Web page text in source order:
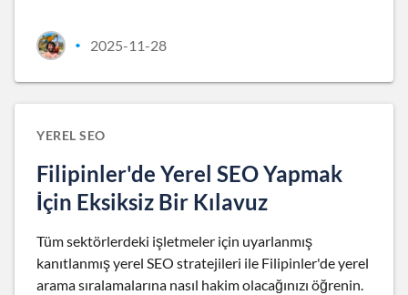
• 2025-11-28
YEREL SEO
Filipinler'de Yerel SEO Yapmak
İçin Eksiksiz Bir Kılavuz
Tüm sektörlerdeki işletmeler için uyarlanmış
kanıtlanmış yerel SEO stratejileri ile Filipinler'de yerel
arama sıralamalarına nasıl hakim olacağınızı öğrenin.